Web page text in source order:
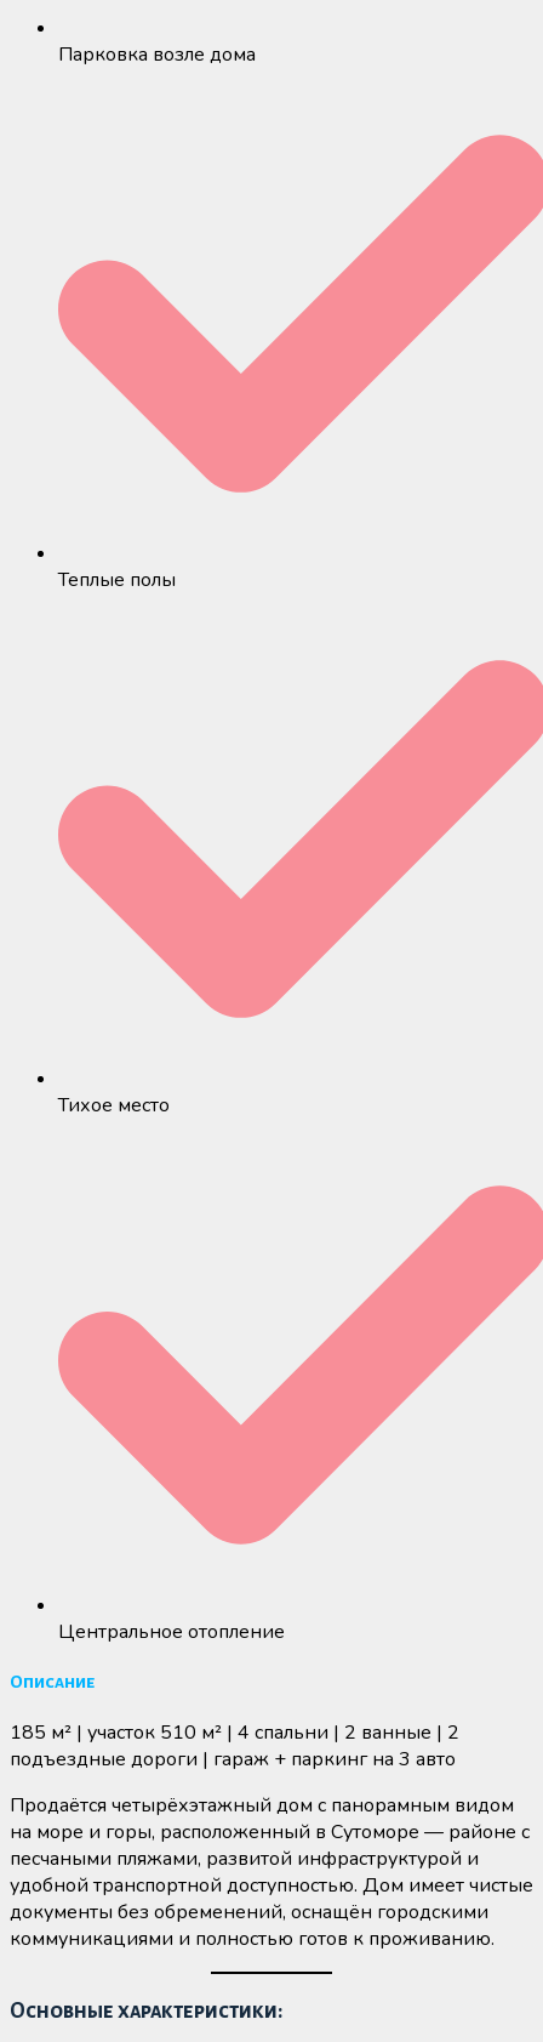
Парковка возле дома
Теплые полы
Тихое место
Центральное отопление
Описание
185 м² | участок 510 м² | 4 спальни | 2 ванные | 2
подъездные дороги | гараж + паркинг на 3 авто
Продаётся четырёхэтажный дом с панорамным видом
на море и горы, расположенный в Сутоморе — районе с
песчаными пляжами, развитой инфраструктурой и
удобной транспортной доступностью. Дом имеет чистые
документы без обременений, оснащён городскими
коммуникациями и полностью готов к проживанию.
Основные характеристики: